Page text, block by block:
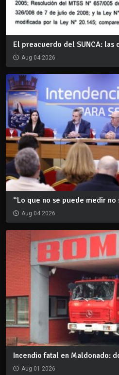
El preacuerdo del SUNCA: las
Aug 04 2026
“Lo que no se puede medir
Aug 04 2026
Incendio fatal en Maldonado:
Aug 01 2026